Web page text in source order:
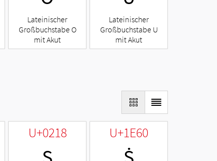
Lateinischer
Großbuchstabe O
mit Akut
Lateinischer
Großbuchstabe U
mit Akut
U+0218 U+1E60